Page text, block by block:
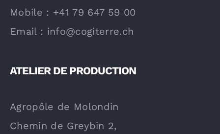
Mobile : +41 79 647 59 00
Email : info@cogiterre.ch
ATELIER DE PRODUCTION
Agropôle de Molondin
Chemin de Greybin 2,